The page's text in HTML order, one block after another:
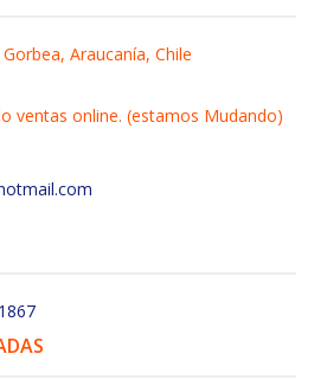
Araucanía, Chile
ventas online. (estamos Mudando)